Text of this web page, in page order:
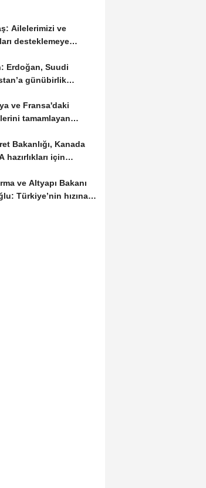
Ailelerimizi ve
desteklemeye
Erdoğan, Suudi
günübirlik
ve Fransa'daki
tamamlayan
Bakanlığı, Kanada
hazırlıkları için
ve Altyapı Bakanı
Türkiye’nin hızına